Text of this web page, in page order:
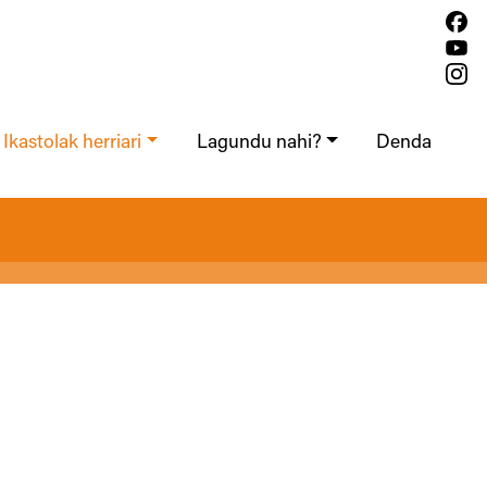
Ikastolak herriari Lagundu nahi? Denda